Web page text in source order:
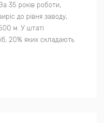
35 років роботи,
до рівня заводу,
м. У штаті
20% яких складають